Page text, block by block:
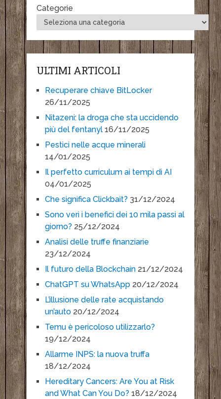
Categorie
ULTIMI ARTICOLI
Recuperare chiave BitLocker
26/11/2025
Nitazeni: la droga che sta uccidendo
più del fentanyl 16/11/2025
Pestici nelle acque minerali
14/01/2025
Il perfetto curriculum ai tempi di AI
04/01/2025
Che significa Clickbait? 31/12/2024
Sono veri i benefici dei 10 mila passi al
giorno? 25/12/2024
Analisi delle truffe finanziarie
23/12/2024
Il futuro della Blockchain 21/12/2024
ChatGPT su WhatsApp 20/12/2024
L’illusione delle rate acquistando
un’auto 20/12/2024
Temu è pericoloso utilizzarlo?
19/12/2024
Allarme INPS: la nuova truffa
18/12/2024
Hereditary Cancers: Are You at Risk
and What Can You Do? 18/12/2024